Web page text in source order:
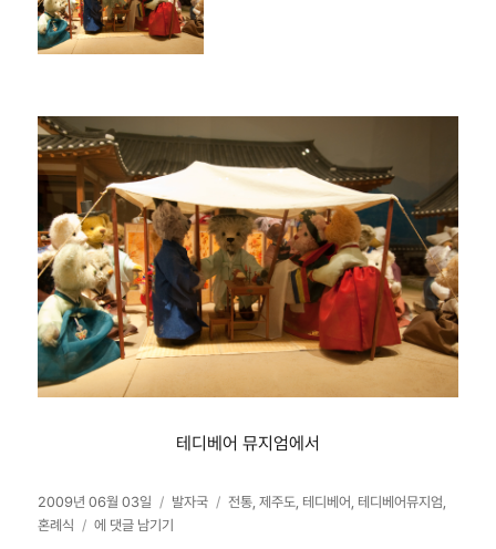
테디베어 뮤지엄에서
작
성
2009년 06월 03일
카
테
발자국
태
전통 ,제주도 테디베어 테디베어뮤지엄
혼례식
테
에 댓글 남기기